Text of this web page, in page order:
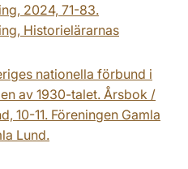
2024, 71-83.
Historielärarnas
nationella förbund i
av 1930-talet. Årsbok /
10-11. Föreningen Gamla
Lund.